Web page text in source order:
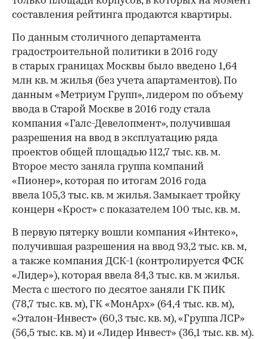
составления рейтинга продаются квартиры.
По данным столичного департамента
градостроительной политики в 2016 году
в старых границах Москвы было введено 1,64
млн кв. м жилья (без учета апартаментов). По
данным «Метриум Групп», лидером по объему
ввода в Старой Москве в 2016 году стала
компания «Галс-Девелопмент», получившая
разрешения на ввод в эксплуатацию ряда
проектов общей площадью 112,7 тыс. кв. м.
Второе место заняла группа компаний
«Пионер», которая по итогам 2016 года
ввела 105,3 тыс. кв. м жилья. Замыкает тройку
концерн «Крост» с показателем 100 тыс. кв. м.
В первую пятерку вошли компания «Интеко»,
получившая разрешения на ввод 93,2 тыс. кв. м,
а также компания ДСК-1 (контролируется ФСК
«Лидер»), которая ввела 84,3 тыс. кв. м жилья.
Места с шестого по десятое заняли ГК ПИК
(78,7 тыс. кв. м), ГК «МонАрх» (64,4 тыс. кв. м),
«Эталон-Инвест» (60,3 тыс. кв. м), «Группа ЛСР»
(56,5 тыс. кв. м) и «Лидер Инвест» (36,1 тыс. кв. м).